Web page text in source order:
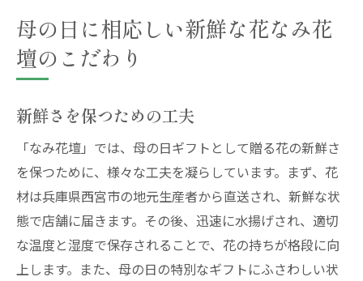
母の日に相応しい新鮮な花なみ花
壇のこだわり
新鮮さを保つための工夫
「なみ花壇」では、母の日ギフトとして贈る花の新鮮さ
を保つために、様々な工夫を凝らしています。まず、花
材は兵庫県西宮市の地元生産者から直送され、新鮮な状
態で店舗に届きます。その後、迅速に水揚げされ、適切
な温度と湿度で保存されることで、花の持ちが格段に向
上します。また、母の日の特別なギフトにふさわしい状